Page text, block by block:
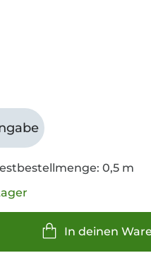
0,5 m
In deinen